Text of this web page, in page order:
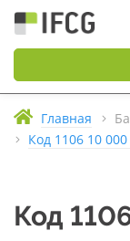
Главная
Код 1106 10 000
Код